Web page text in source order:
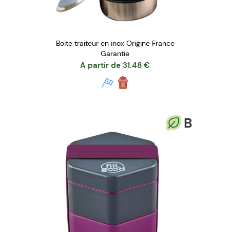
Boite traiteur en inox Origine France
Garantie
A partir de 31.48 €
B